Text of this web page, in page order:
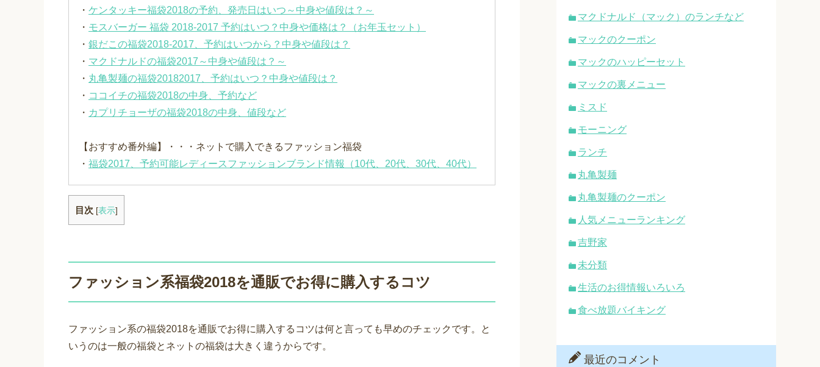
・ ケンタッキー福袋2018の予約、発売日はいつ～中身や値段は？～
・ モスバーガー 福袋 2018-2017 予約はいつ？中身や価格は？（お年玉セット）
・ 銀だこの福袋2018-2017、予約はいつから？中身や値段は？
・ マクドナルドの福袋2017～中身や値段は？～
・ 丸亀製麺の福袋20182017、予約はいつ？中身や値段は？
・ ココイチの福袋2018の中身、予約など
・ カプリチョーザの福袋2018の中身、値段など
【おすすめ番外編】・・・ネットで購入できるファッション福袋
・ 福袋2017、予約可能レディースファッションブランド情報（10代、20代、30代、40代）
目次 [表示]
ファッション系福袋2018を通販でお得に購入するコツ
ファッション系の福袋2018を通販でお得に購入するコツは何と言っても早めのチェックです。と
いうのは一般の福袋とネットの福袋は大きく違うからです。
マクドナルド（マック）のランチなど
マックのクーポン
マックのハッピーセット
マックの裏メニュー
ミスド
モーニング
ランチ
丸亀製麺
丸亀製麺のクーポン
人気メニューランキング
吉野家
未分類
生活のお得情報いろいろ
食べ放題バイキング
最近のコメント